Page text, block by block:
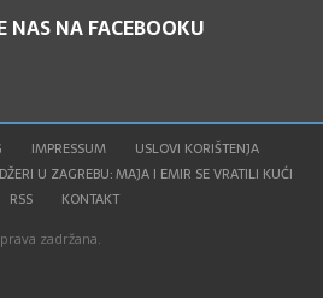
NAS NA FACEBOOKU
IMPRESSUM
USLOVI KORIŠTENJA
U ZAGREBU: MAJA I EMIR SE VRATILI KUĆI
RSS
KONTAKT
zadržana.